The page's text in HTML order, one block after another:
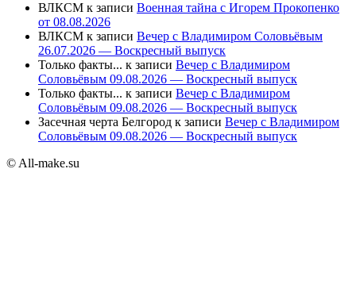
ВЛКСМ к записи Военная тайна с Игорем Прокопенко
от 08.08.2026
ВЛКСМ к записи Вечер с Владимиром Соловьёвым
26.07.2026 — Воскресный выпуск
Только факты... к записи Вечер с Владимиром
Соловьёвым 09.08.2026 — Воскресный выпуск
Только факты... к записи Вечер с Владимиром
Соловьёвым 09.08.2026 — Воскресный выпуск
Засечная черта Белгород к записи Вечер с Владимиром
Соловьёвым 09.08.2026 — Воскресный выпуск
© All-make.su